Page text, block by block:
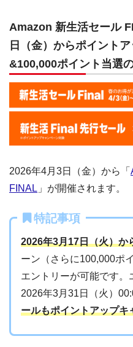
Amazon 新生活セール
日（金）からポイント
&100,000ポイント当選
2026年4月3日（金）から「
FINAL 」が開催されます。
特記事項
2026年3月17日（火）か
ーン（さらに100,000ポ
エントリーが可能です。
2026年3月31日（火）
ールもポイントアップキ